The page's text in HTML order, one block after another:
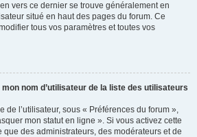
vers ce dernier se trouve généralement en
situé en haut des pages du forum. Ce
tous vos paramètres et toutes vos
nom d’utilisateur de la liste des utilisateurs
de l’utilisateur, sous « Préférences du forum »,
mon statut en ligne ». Si vous activez cette
des administrateurs, des modérateurs et de